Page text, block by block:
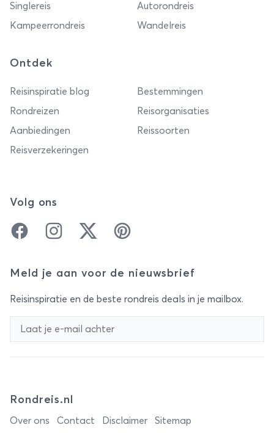
Singlereis
Autorondreis
Kampeerrondreis
Wandelreis
Ontdek
Reisinspiratie blog
Bestemmingen
Rondreizen
Reisorganisaties
Aanbiedingen
Reissoorten
Reisverzekeringen
Volg ons
FacebookInstagramTwitter Pinterest
Meld je aan voor de nieuwsbrief
Reisinspiratie en de beste rondreis deals in je mailbox.
Rondreis.nl
Over ons Contact Disclaimer Sitemap